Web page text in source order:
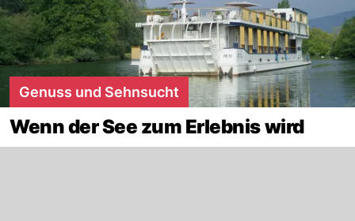
Genuss und Sehnsucht
Wenn der See zum Erlebnis wird